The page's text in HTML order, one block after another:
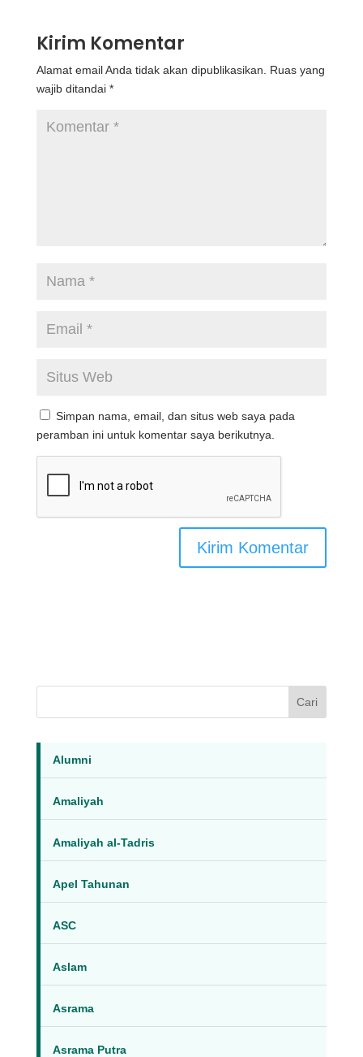
Kirim Komentar
Alamat email Anda tidak akan dipublikasikan.
Ruas yang
wajib ditandai *
Simpan nama, email, dan situs web saya pada
peramban ini untuk komentar saya berikutnya.
Cari
Alumni
Amaliyah
Amaliyah al-Tadris
Apel Tahunan
ASC
Aslam
Asrama
Asrama Putra